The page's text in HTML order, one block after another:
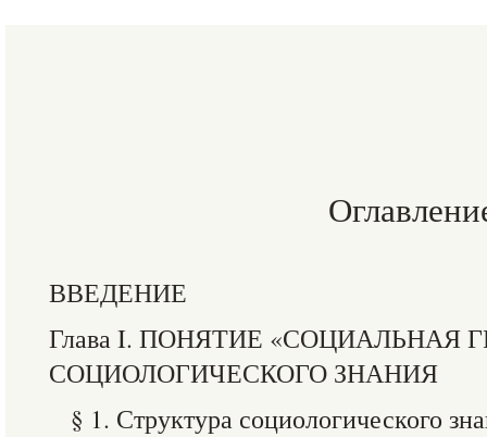
ВВЕДЕНИЕ
Глава I. ПОНЯТИЕ «СОЦИАЛЬНАЯ
СОЦИОЛОГИЧЕСКОГО ЗНАНИЯ
§ 1. Структура социологического